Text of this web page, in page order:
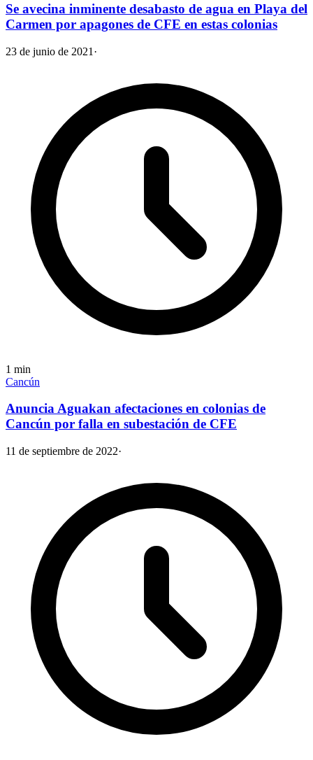
Se avecina inminente desabasto de agua en Playa del
Carmen por apagones de CFE en estas colonias
23 de junio de 2021 ·
1 min
Cancún
Anuncia Aguakan afectaciones en colonias de
Cancún por falla en subestación de CFE
11 de septiembre de 2022·